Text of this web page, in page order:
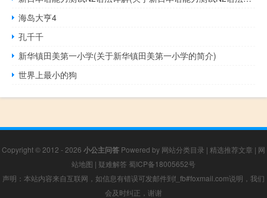
海岛大亨4
孔千千
新华镇田美第一小学(关于新华镇田美第一小学的简介)
世界上最小的狗
Copyright © 2012 - 2026 小公主问答 Powered by 网站分类目录 | 精选推荐文章 | 网
站地图 | 疑难解答 蜀ICP备18005652号
声明：本站内容来自互联网，如信息有错误可发邮件到f_fb#foxmail.com说明，我们
会及时纠正，谢谢